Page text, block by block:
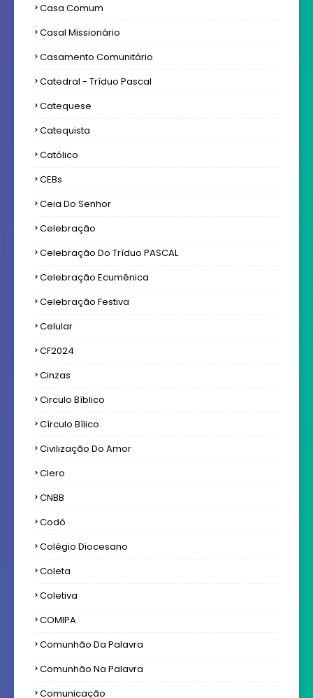
Casa Comum
Casal Missionário
Casamento Comunitário
Catedral - Tríduo Pascal
Catequese
Catequista
Católico
CEBs
Ceia Do Senhor
Celebração
Celebração Do Tríduo PASCAL
Celebração Ecumênica
Celebração Festiva
Celular
CF2024
Cinzas
Circulo Bíblico
Círculo Bílico
Civilização Do Amor
Clero
CNBB
Codó
Colégio Diocesano
Coleta
Coletiva
COMIPA
Comunhão Da Palavra
Comunhão Na Palavra
Comunicação